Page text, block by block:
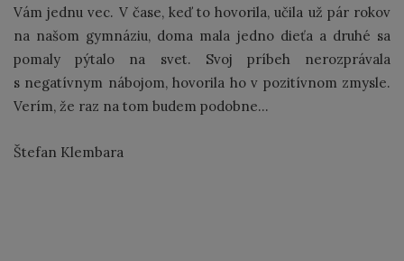
Vám jednu vec. V čase, keď to hovorila, učila už pár rokov
na našom gymnáziu, doma mala jedno dieťa a druhé sa
pomaly pýtalo na svet. Svoj príbeh nerozprávala
s negatívnym nábojom, hovorila ho v pozitívnom zmysle.
Verím, že raz na tom budem podobne...
Štefan Klembara